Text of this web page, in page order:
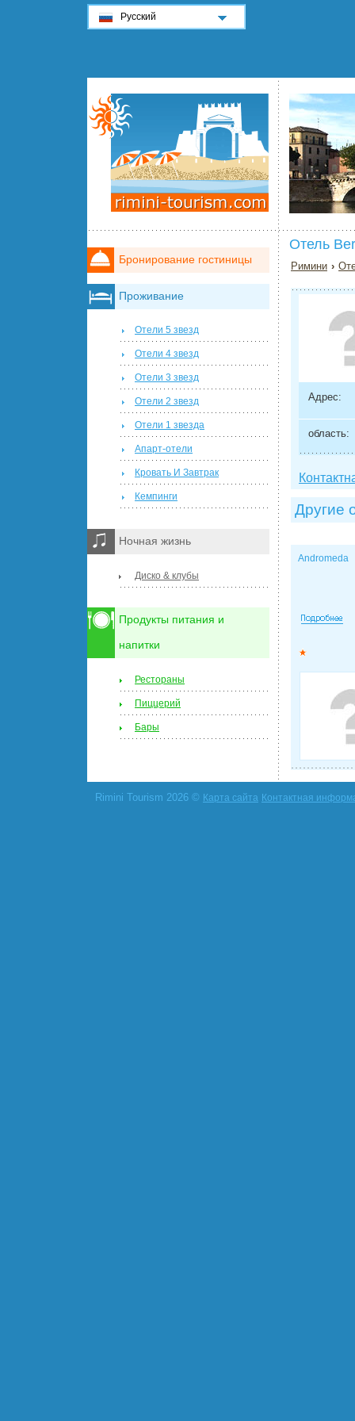
Отель
Римини ›
Адрес:
область:
Другие
Andromeda
Бронирование гостиницы
Проживание
Отели 5 звезд
Отели 4 звезд
Отели 3 звезд
Отели 2 звезд
Отели 1 звезда
Апарт-отели
Кровать И Завтрак
Кемпинги
Ночная жизнь
Диско & клубы
Продукты питания и
напитки
Рестораны
Пиццерий
Бары
Rimini Tourism 2026 © Карта сайта Контактная
Русский